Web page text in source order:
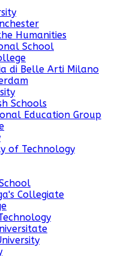
Humanities
School
di Belle Arti Milano
Schools
Education Group
of Technology
Collegiate